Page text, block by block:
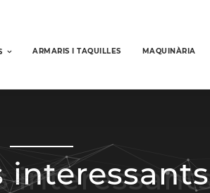
ARMARIS I TAQUILLES MAQUINÀRIA
interessants